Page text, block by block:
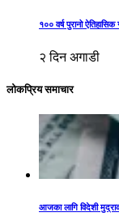
१०० वर्ष पुरानो
२ दिन अगाडी
लोकप्रिय समाचार
आजका लागि विदेशी